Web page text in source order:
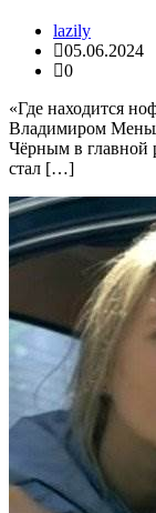
lazily
05.06.2024
0
«Где находится
Владимиром
Чёрным в главной
стал […]